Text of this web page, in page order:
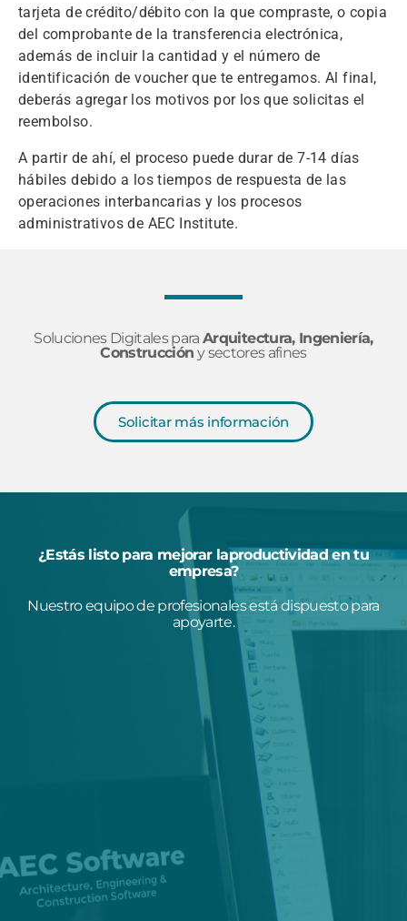
tarjeta de crédito/débito con la que compraste, o copia
del comprobante de la transferencia electrónica,
además de incluir la cantidad y el número de
identificación de voucher que te entregamos. Al final,
deberás agregar los motivos por los que solicitas el
reembolso.
A partir de ahí, el proceso puede durar de 7-14 días
hábiles debido a los tiempos de respuesta de las
operaciones interbancarias y los procesos
administrativos de AEC Institute.
Soluciones Digitales paraArquitectura, Ingeniería,
Construcción y sectores afines
Solicitar más información
¿Estás listo para mejorar laproductividad en tu
empresa?
Nuestro equipo de profesionales está dispuesto para
apoyarte.